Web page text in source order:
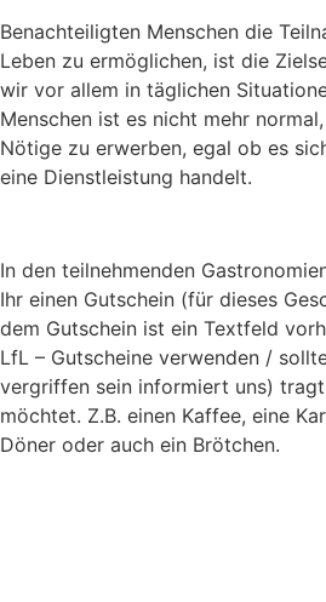
Benachteiligten Menschen die
Leben zu ermöglichen, ist die
wir vor allem in täglichen
Menschen ist es nicht mehr
Nötige zu erwerben, egal ob es
eine Dienstleistung handelt.
In den teilnehmenden
Ihr einen Gutschein (für dieses
dem Gutschein ist ein Textfeld
LfL – Gutscheine verwenden /
vergriffen sein informiert uns)
möchtet. Z.B. einen Kaffee, eine
Döner oder auch ein Brötchen.